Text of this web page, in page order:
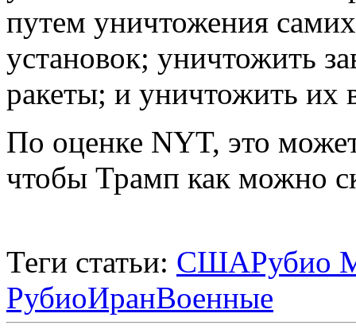
путем уничтожения
установок; уничтожить
ракеты; и уничтожить их
По оценке NYT, это
чтобы Трамп как можно
Теги статьи: СШАРубио
РубиоИранВоенные